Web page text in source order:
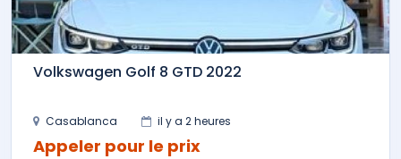
Volkswagen Golf 8 GTD 2022
Casablanca il y a 2 heures
Appeler pour le prix